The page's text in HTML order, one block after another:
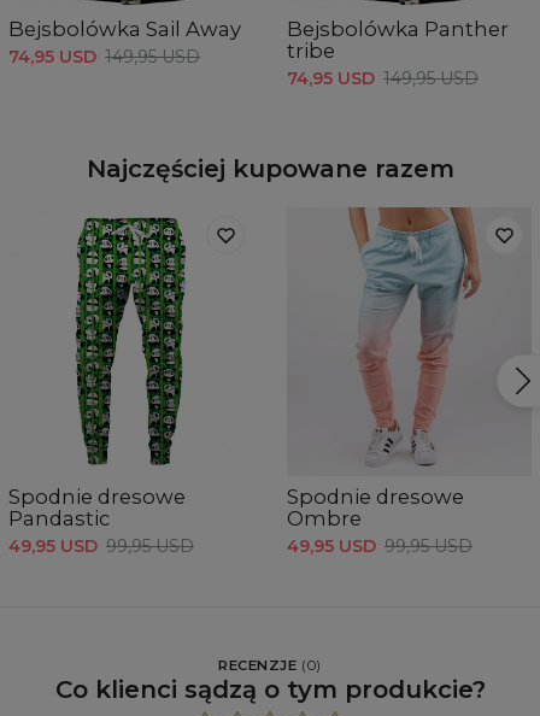
Bejsbolówka Sail Away
74,95 USD 149,95 USD
Bejsbolówka Panther
tribe
74,95 USD 149,95 USD
Najczęściej kupowane razem
Spodnie dresowe
Pandastic
49,95 USD 99,95 USD
Spodnie dresowe
Ombre
49,95 USD 99,95 USD
RECENZJE (0)
Co klienci sądzą o tym produkcie?